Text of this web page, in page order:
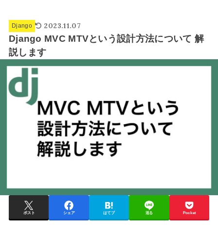
Django 2023.11.07
Django MVC MTVという設計方法について 解
説します
ポスト シェア はてブ 送る Pocket